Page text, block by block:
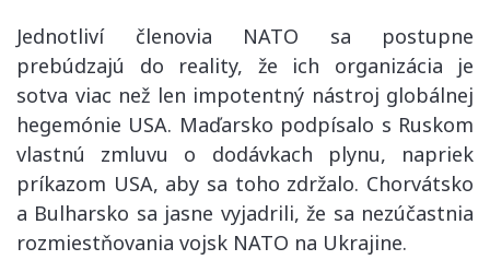
Jednotliví členovia NATO sa postupne
prebúdzajú do reality, že ich organizácia je
sotva viac než len impotentný nástroj globálnej
hegemónie USA. Maďarsko podpísalo s Ruskom
vlastnú zmluvu o dodávkach plynu, napriek
príkazom USA, aby sa toho zdržalo. Chorvátsko
a Bulharsko sa jasne vyjadrili, že sa nezúčastnia
rozmiestňovania vojsk NATO na Ukrajine.